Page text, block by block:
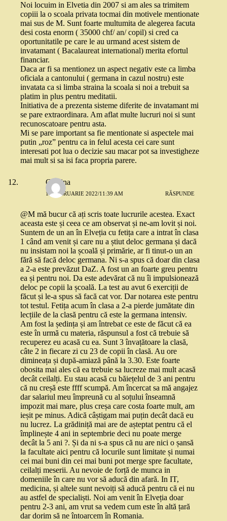
Noi locuim in Elvetia din 2007 si am ales sa trimitem
copiii la o scoala privata tocmai din motivele mentionate
mai sus de M. Sunt foarte multumita de alegerea facuta
desi costa enorm ( 35000 chf/ an/ copil) si cred ca
oportunitatile pe care le au urmand acest sistem de
invatamant ( Bacalaureat international) merita efortul
financiar.
Daca ar fi sa mentionez un aspect negativ este ca limba
oficiala a cantonului ( germana in cazul nostru) este
invatata ca si limba straina la scoala si noi a trebuit sa
platim in plus pentru meditatii.
Initiativa de a prezenta sisteme diferite de invatamant mi
se pare extraordinara. Am aflat multe lucruri noi si sunt
recunoscatoare pentru asta.
Mi se pare important sa fie mentionate si aspectele mai
putin „roz” pentru ca in felul acesta cei care sunt
interesati pot lua o decizie sau macar pot sa investigheze
mai mult si sa isi faca propria parere.
Cristina
18 FEBRUARIE 2022/11:39 AM RĂSPUNDE
@M mă bucur că ați scris toate lucrurile acestea. Exact
aceasta este și ceea ce am observat și ne-am lovit și noi.
Suntem de un an în Elveția cu fetița care a intrat în clasa
1 când am venit și care nu a știut deloc germana și dacă
nu insistam noi la școală și primărie, ar fi tinut-o un an
fără să facă deloc germana. Ni s-a spus că doar din clasa
a 2-a este prevăzut DaZ. A fost un an foarte greu pentru
ea și pentru noi. Da este adevărat că nu îi impulsionează
deloc pe copii la școală. La test au avut 6 exerciții de
făcut și le-a spus să facă cat vor. Dar notarea este pentru
tot testul. Fetița acum în clasa a 2-a pierde jumătate din
lecțiile de la clasă pentru că este la germana intensiv.
Am fost la ședința și am întrebat ce este de făcut că ea
este în urmă cu materia, răspunsul a fost că trebuie să
recuperez eu acasă cu ea. Sunt 3 învațătoare la clasă,
câte 2 in fiecare zi cu 23 de copii în clasă. Au ore
dimineața și după-amiază până la 3.30. Este foarte
obosita mai ales că ea trebuie sa lucreze mai mult acasă
decât ceilalți. Eu stau acasă cu băiețelul de 3 ani pentru
că nu creșă este ffff scumpă. Am încercat sa mă angajez
dar salariul meu împreună cu al soțului înseamnă
impozit mai mare, plus creșa care costa foarte mult, am
ieșit pe minus. Adică câștigam mai puțin decât dacă eu
nu lucrez. La grădiniță mai are de așteptat pentru că el
împlinește 4 ani in septembrie deci nu poate merge
decât la 5 ani ?. Și da ni s-a spus că nu are nici o șansă
la facultate aici pentru că locurile sunt limitate și numai
cei mai buni din cei mai buni pot merge spre facultate,
ceilalți meserii. Au nevoie de forță de munca in
domeniile în care nu vor să aducă din afară. In IT,
medicina, și altele sunt nevoiți să aducă pentru că ei nu
au astfel de specialiști. Noi am venit în Elveția doar
pentru 2-3 ani, am vrut sa vedem cum este în altă țară
dar dorim să ne întoarcem în Romania.